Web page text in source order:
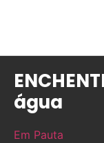
água
Em Pauta